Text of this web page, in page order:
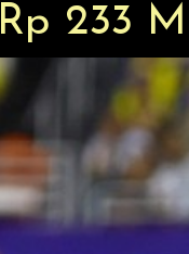
Rp 233 M